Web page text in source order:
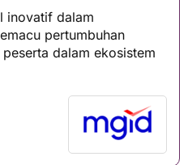
inovatif dalam
pertumbuhan
dalam ekosistem